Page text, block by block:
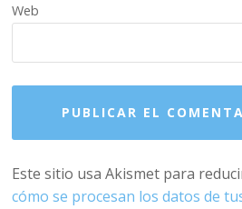
Web
Este sitio usa Akismet para
cómo se procesan los datos de